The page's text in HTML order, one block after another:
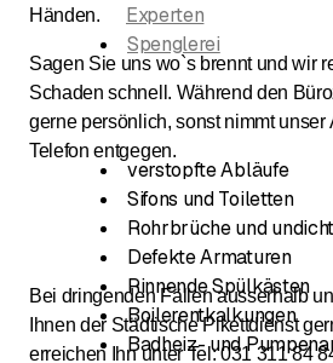
Experten
Spenglerei
Händen.
Sagen Sie uns wo`s brennt und wir
Schaden schnell. Während den
gerne persönlich, sonst nimmt unser
Telefon entgegen.
verstopfte Abläufe
Sifons und Toiletten
Rohrbrüche und
Defekte Armaturen
Rinnende Spülkästen
Boilerentkalkungen
Badheiz- und
Bei dringenden Fällen ausserhalb
Ihnen der Städtische Pikettdienst
erreichen Ihn unter Tel: 031 311 84